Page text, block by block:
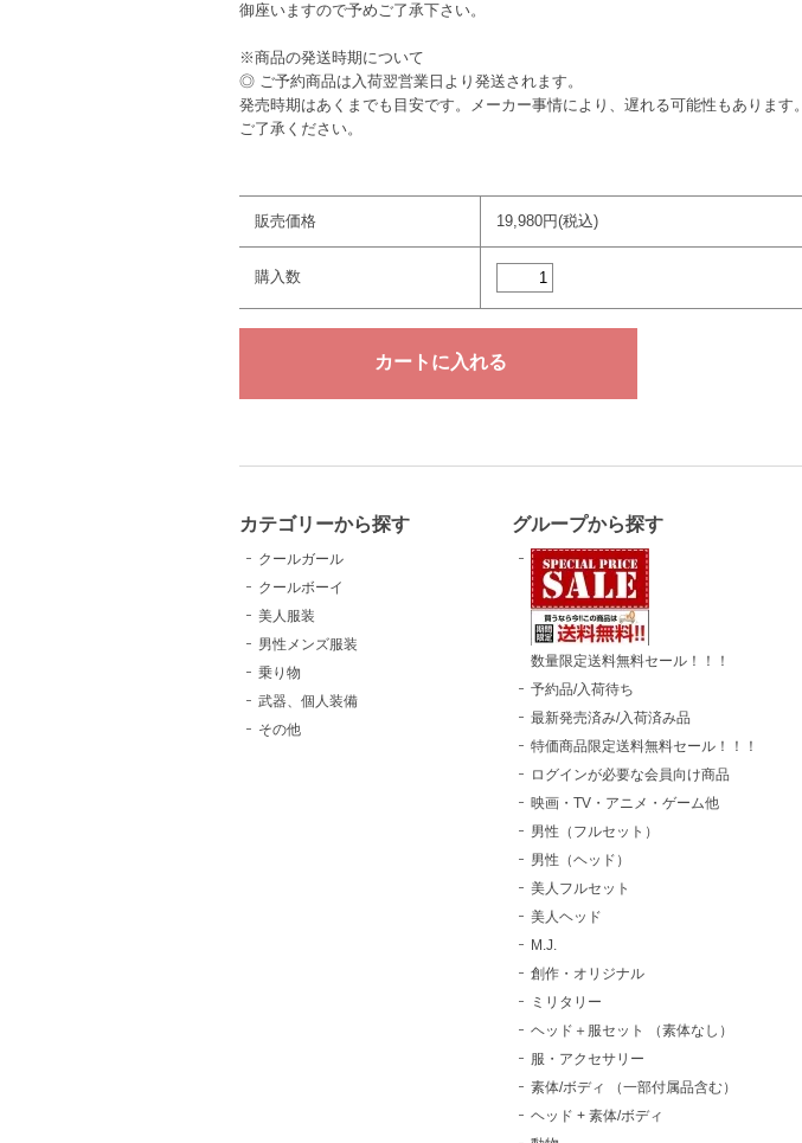
御座いますので予めご了承下さい。
※商品の発送時期について
◎ ご予約商品は入荷翌営業日より発送されます。
発売時期はあくまでも目安です。メーカー事情により、遅れる可能性もあります。
ご了承ください。
販売価格 19,980円(税込)
購入数
カテゴリーから探す
クールガール
クールボーイ
美人服装
男性メンズ服装
乗り物
武器、個人装備
その他
グループから探す
数量限定送料無料セール！！！
予約品/入荷待ち
最新発売済み/入荷済み品
特価商品限定送料無料セール！！！
ログインが必要な会員向け商品
映画・TV・アニメ・ゲーム他
男性（フルセット）
男性（ヘッド）
美人フルセット
美人ヘッド
M.J.
創作・オリジナル
ミリタリー
ヘッド＋服セット （素体なし）
服・アクセサリー
素体/ボディ （一部付属品含む）
ヘッド + 素体/ボディ